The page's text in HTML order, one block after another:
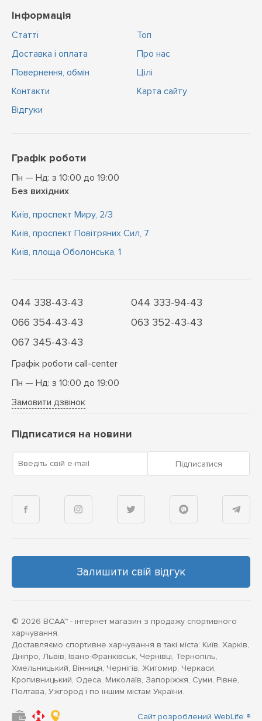
Інформація
Статті
Доставка і оплата
Повернення, обмін
Контакти
Відгуки
Топ
Про нас
Цiлi
Карта сайту
Графік роботи
Пн — Нд: з 10:00 до 19:00
Без вихідних
Київ, проспект Миру, 2/3
Київ, проспект Повітряних Сил, 7
Київ, площа Оболонська, 1
044 338-43-43
044 333-94-43
066 354-43-43
063 352-43-43
067 345-43-43
Графік роботи call-center
Пн — Нд: з 10:00 до 19:00
Замовити дзвінок
Підписатися на новини
Введіть свій e-mail Підписатися
Залишити свій відгук
© 2026 BCAA™ - інтернет магазин з продажу спортивного
харчування.
Доставляємо спортивне харчування в такі міста: Київ, Харків,
Дніпро, Львів, Івано-Франківськ, Чернівці, Тернопіль,
Хмельницький, Вінниця, Чернігів, Житомир, Черкаси,
Кропивницький, Одеса, Миколаїв, Запоріжжя, Суми, Рівне,
Полтава, Ужгород і по іншим містам України.
Сайт розроблений WebLife ®